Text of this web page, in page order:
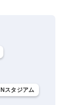
スタジアム